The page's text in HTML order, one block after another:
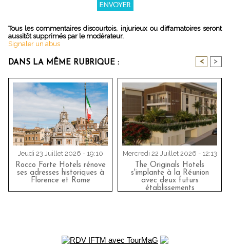
Tous les commentaires discourtois, injurieux ou diffamatoires seront
aussitôt supprimés par le modérateur.
Signaler un abus
DANS LA MÊME RUBRIQUE : < >
Jeudi 23 Juillet 2026 - 19:10
Rocco Forte Hotels rénove
ses adresses historiques à
Florence et Rome
Mercredi 22 Juillet 2026 - 12:13
The Originals Hotels
s'implante à la Réunion
avec deux futurs
établissements